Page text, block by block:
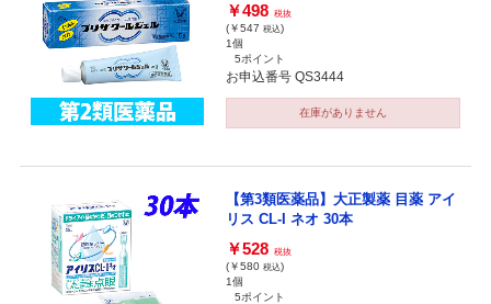
￥498 税抜
(￥547 税込)
1個
5ポイント
お申込番号 QS3444
在庫がありません
【第3類医薬品】大正製薬 目薬 アイ
リス CL-I ネオ 30本
￥528 税抜
(￥580 税込)
1個
5ポイント